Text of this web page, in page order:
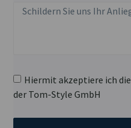
Hiermit akzeptiere ich die
der Tom-Style GmbH